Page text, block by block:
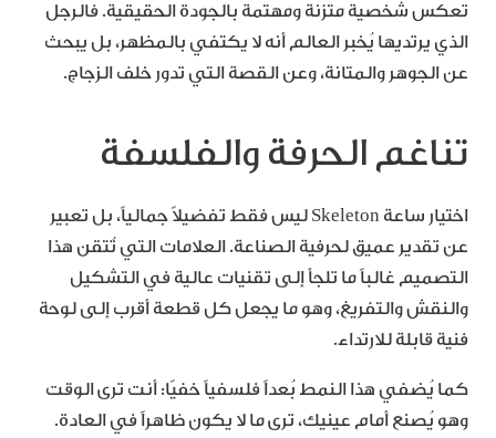
تعكس شخصية متزنة ومهتمة بالجودة الحقيقية. فالرجل
الذي يرتديها يُخبر العالم أنه لا يكتفي بالمظهر، بل يبحث
عن الجوهر والمتانة، وعن القصة التي تدور خلف الزجاج.
تناغم الحرفة والفلسفة
اختيار ساعة Skeleton ليس فقط تفضيلاً جمالياً، بل تعبير
عن تقدير عميق لحرفية الصناعة. العلامات التي تُتقن هذا
التصميم غالباً ما تلجأ إلى تقنيات عالية في التشكيل
والنقش والتفريغ، وهو ما يجعل كل قطعة أقرب إلى لوحة
فنية قابلة للارتداء.
كما يُضفي هذا النمط بُعداً فلسفياً خفيًا: أنت ترى الوقت
وهو يُصنع أمام عينيك، ترى ما لا يكون ظاهراً في العادة.